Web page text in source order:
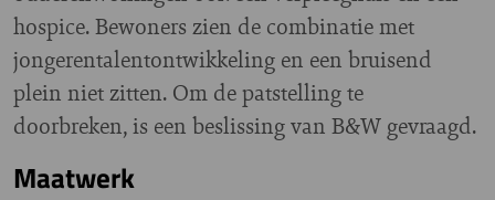
hospice. Bewoners zien de combinatie met
jongerentalentontwikkeling en een bruisend
plein niet zitten. Om de patstelling te
doorbreken, is een beslissing van B&W gevraagd.
Maatwerk